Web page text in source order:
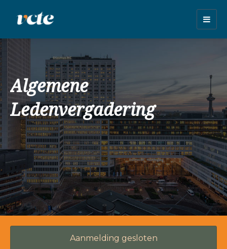
Algemene
Ledenvergadering
Aanmelding gesloten